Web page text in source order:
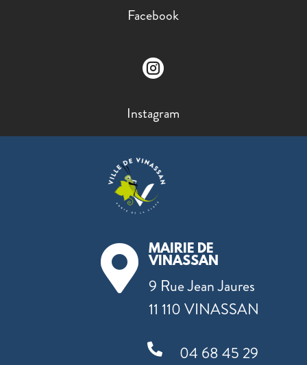
Facebook

Instagram

MAIRIE DE
VINASSAN
9 Rue Jean Jaures
11 110 VINASSAN

04 68 45 29